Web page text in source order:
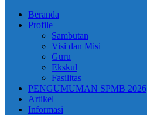
Beranda
Profile
Sambutan
Visi dan Misi
Guru
Ekskul
Fasilitas
PENGUMUMAN SPMB 2026
Artikel
Informasi